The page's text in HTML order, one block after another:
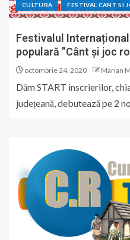
CULTURA FESTIVAL CANT SI
Festivalul
populară ”Cânt și joc
octombrie 24, 2020 Marian
Dăm START inscrierilor,
județeană, debutează pe 2